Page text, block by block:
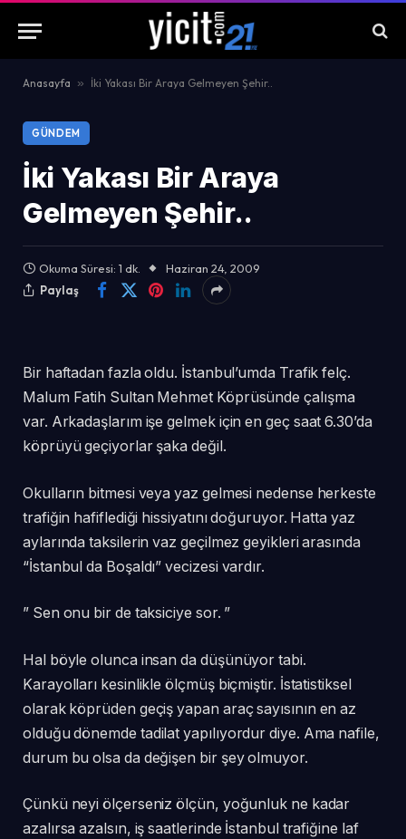
Anasayfa » İki Yakası Bir Araya Gelmeyen Şehir..
GÜNDEM
İki Yakası Bir Araya
Gelmeyen Şehir..
Okuma Süresi: 1 dk.
Haziran 24, 2009
Paylaş
Bir haftadan fazla oldu. İstanbul’umda Trafik felç.
Malum Fatih Sultan Mehmet Köprüsünde çalışma
var. Arkadaşlarım işe gelmek için en geç saat 6.30’da
köprüyü geçiyorlar şaka değil.
Okulların bitmesi veya yaz gelmesi nedense herkeste
trafiğin hafiflediği hissiyatını doğuruyor. Hatta yaz
aylarında taksilerin vaz geçilmez geyikleri arasında
“İstanbul da Boşaldı” vecizesi vardır.
” Sen onu bir de taksiciye sor. ”
Hal böyle olunca insan da düşünüyor tabi.
Karayolları kesinlikle ölçmüş biçmiştir. İstatistiksel
olarak köprüden geçiş yapan araç sayısının en az
olduğu dönemde tadilat yapılıyordur diye. Ama nafile,
durum bu olsa da değişen bir şey olmuyor.
Çünkü neyi ölçerseniz ölçün, yoğunluk ne kadar
azalırsa azalsın, iş saatlerinde İstanbul trafiğine laf